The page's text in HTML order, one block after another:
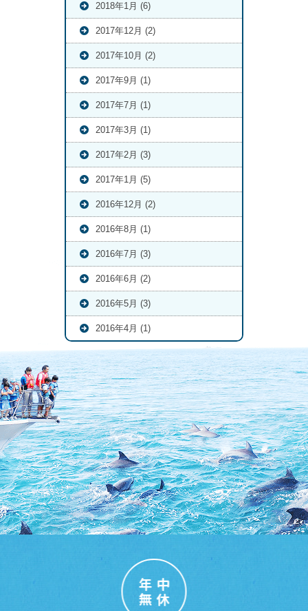
2018年1月 (6)
2017年12月 (2)
2017年10月 (2)
2017年9月 (1)
2017年7月 (1)
2017年3月 (1)
2017年2月 (3)
2017年1月 (5)
2016年12月 (2)
2016年8月 (1)
2016年7月 (3)
2016年6月 (2)
2016年5月 (3)
2016年4月 (1)
年中
無休